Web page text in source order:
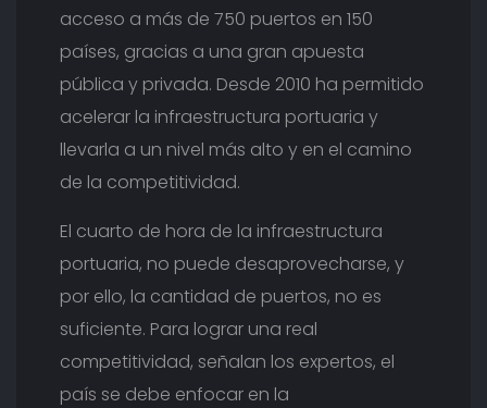
acceso a más de 750 puertos en 150
países, gracias a una gran apuesta
pública y privada. Desde 2010 ha permitido
acelerar la infraestructura portuaria y
llevarla a un nivel más alto y en el camino
de la competitividad.
El cuarto de hora de la infraestructura
portuaria, no puede desaprovecharse, y
por ello, la cantidad de puertos, no es
suficiente. Para lograr una real
competitividad, señalan los expertos, el
país se debe enfocar en la